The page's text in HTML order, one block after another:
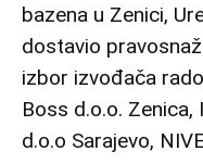
bazena u Zenici,
dostavio
izbor izvođača
Boss d.o.o. Zenica,
d.o.o Sarajevo,